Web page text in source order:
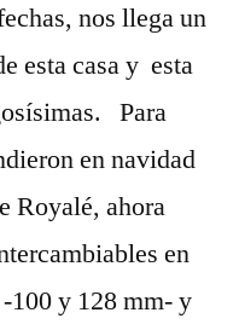
nos llega un
esta casa y esta
Para
en navidad
Royalé, ahora
en
100 y 128 mm- y